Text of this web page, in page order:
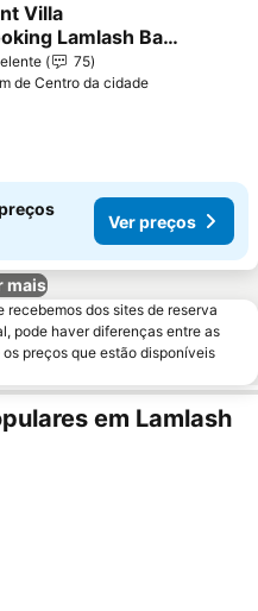
aos favoritos
Villa
Lamlash Bay
75
de Centro da cidade
Ver preços
mais
recebemos dos sites de reserva
pode haver diferenças entre as
preços que estão disponíveis
em Lamlash